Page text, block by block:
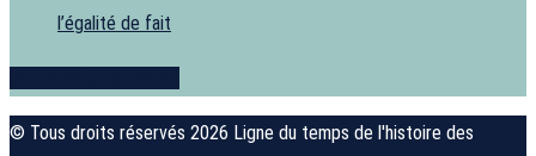
l’égalité de fait
© Tous droits réservés 2026 Ligne du temps de l'histoire des